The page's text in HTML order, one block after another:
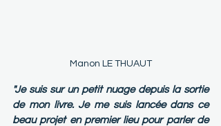
Manon LE THUAUT
"Je suis sur un petit nuage depuis la sortie
de mon livre. Je me suis lancée dans ce
beau projet en premier lieu pour parler de